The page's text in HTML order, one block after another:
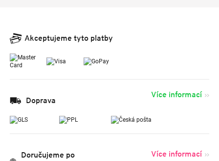
Akceptujeme tyto platby
Doprava
Více informací
Doručujeme po
Více informací